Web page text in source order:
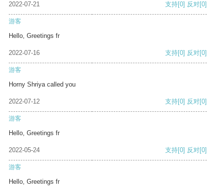
2022-07-21 支持[0] 反对[0]
游客
Hello, Greetings fr
2022-07-16 支持[0] 反对[0]
游客
Horny Shriya called you
2022-07-12 支持[0] 反对[0]
游客
Hello, Greetings fr
2022-05-24 支持[0] 反对[0]
游客
Hello, Greetings fr